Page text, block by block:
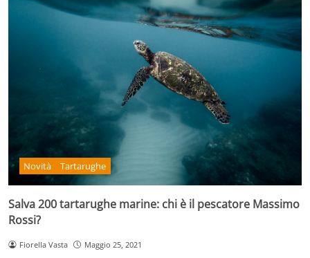
Novità Tartarughe
Salva 200 tartarughe marine: chi è il pescatore Massimo
Rossi?
Fiorella Vasta Maggio 25, 2021